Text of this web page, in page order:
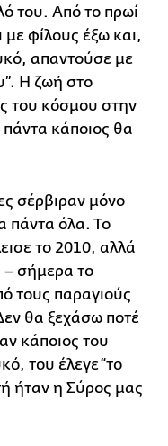
του. Από το πρωί
με φίλους έξω και,
απαντούσε με
Η ζωή στο
του κόσμου στην
κάποιος θα
σέρβιραν μόνο
πάντα όλα. Το
το 2010, αλλά
– σήμερα το
τους παραγιούς
θα ξεχάσω ποτέ
κάποιος του
του έλεγε “το
ήταν η Σύρος μας